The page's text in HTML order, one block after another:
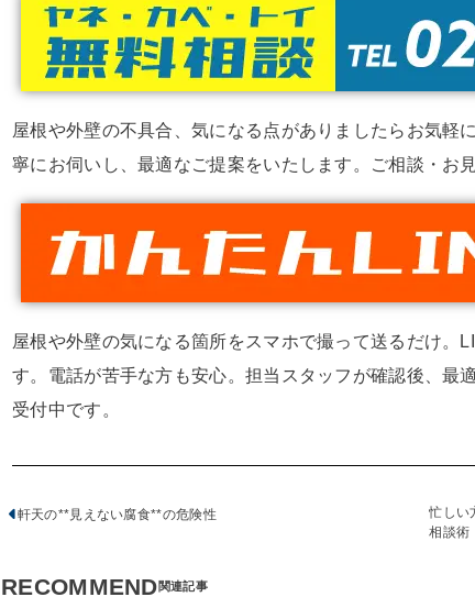
屋根や外壁の不具合、気になる点がありましたらお気軽
寧にお伺いし、最適なご提案をいたします。ご相談・お
屋根や外壁の気になる箇所をスマホで撮って送るだけ。
す。電話が苦手な方も安心。担当スタッフが確認後、最
受付中です。
軒天の**見えない腐食**の危険性
忙しい
相談術
RECOMMEND